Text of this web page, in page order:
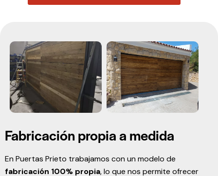
Fabricación propia a medida
En Puertas Prieto trabajamos con un modelo de
fabricación 100% propia, lo que nos permite ofrecer